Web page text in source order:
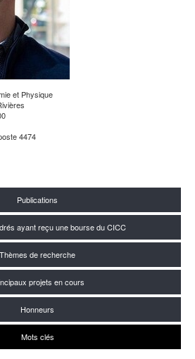
et Physique
4474
Publications
ayant reçu une bourse du CICC
Thèmes de recherche
projets en cours
Honneurs
Mots clés